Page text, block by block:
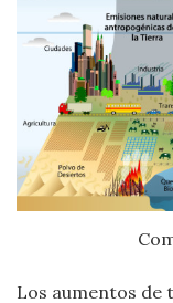
Los aumentos de